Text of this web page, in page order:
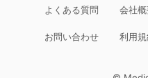
よくある質問 会社
お問い合わせ 利用規